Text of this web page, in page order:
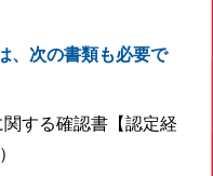
、次の書類も必要で
する確認書【認定経